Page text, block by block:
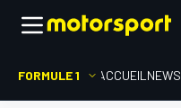
FORMULE 1 ACCUEIL NEWS